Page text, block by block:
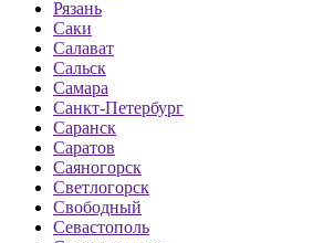
Рязань
Саки
Салават
Сальск
Самара
Санкт-Петербург
Саранск
Саратов
Саяногорск
Светлогорск
Свободный
Севастополь